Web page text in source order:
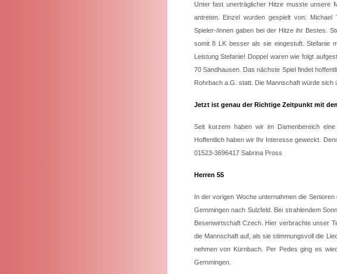
Unter fast unerträglicher Hitze musste unsere
antreten. Einzel wurden gespielt von:
Spieler-/innen gaben bei der Hitze ihr Bestes.
somit 8 LK besser als sie eingestuft. Stefanie
Leistung Stefanie! Doppel waren wie folgt
70 Sandhausen. Das nächste Spiel findet
Rohrbach a.G. statt. Die Mannschaft würde sich
Jetzt ist genau der Richtige Zeitpunkt mit
Seit kurzem haben wir im Damenbereich
Hoffentlich haben wir Ihr Interesse geweckt.
01523-3696417 Sabrina Pross
Herren 55
In der vorigen Woche unternahmen die
Gemmingen nach Sulzfeld. Bei strahlendem
Besenwirtschaft Czech. Hier verbrachte unser
die Mannschaft auf, als sie stimmungsvoll die
nehmen von Kürnbach. Per Pedes ging es
Gemmingen.